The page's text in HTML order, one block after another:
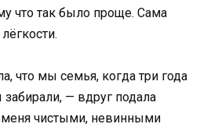
что так было проще. Сама
что мы семья, когда три года
— вдруг подала
меня чистыми, невинными